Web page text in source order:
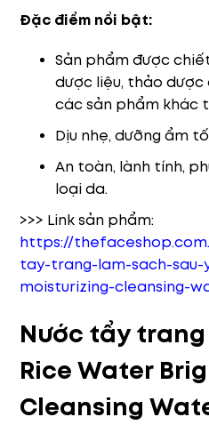
Đặc điểm nổi bật:
Sản phẩm được
dược liệu, thảo dược
các sản phẩm khác
Dịu nhẹ, dưỡng ẩm
An toàn, lành tính,
loại da.
>>> Link sản phẩm:
https://
tay-trang-lam-sach-
moisturizing-cleansing-
Nước tẩy
Rice Water
Cleansing